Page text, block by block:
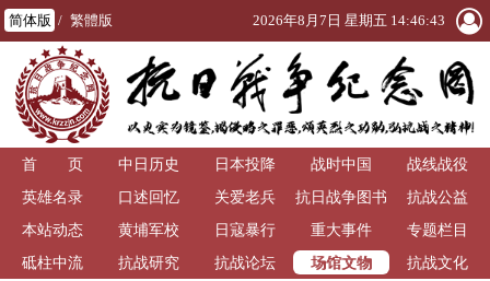
简体版 / 繁體版 2026年8月7日 星期五 14:46:44
首 页 中日历史 日本投降 战时中国
战线战役
英雄名录
口述回忆 关爱老兵
抗日战争图书
馆
抗战公益
本站动态
黄埔军校 日寇暴行 重大事件
专题栏目
砥柱中流
抗战研究 抗战论坛 场馆文物 抗战文化